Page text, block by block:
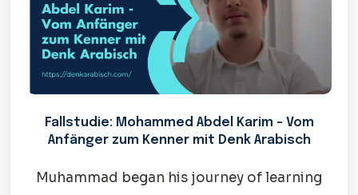
Fallstudie: Mohammed Abdel Karim – Vom
Anfänger zum Kenner mit Denk Arabisch
Muhammad began his journey of learning